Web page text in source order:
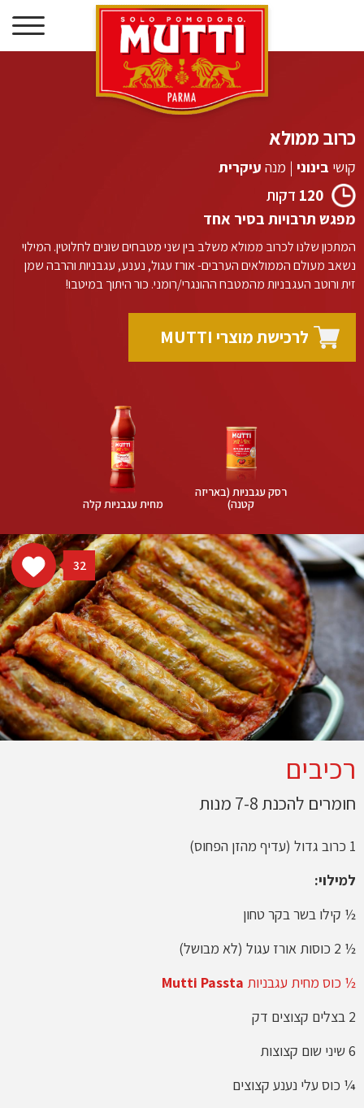
כרוב ממולא
קושי בינוני | מנה עיקרית
120 דקות
מפגש תרבויות בסיר אחד
המתכון שלנו לכרוב ממולא משלב בין שני מטבחים שונים לחלוטין. המילוי
נשאב מעולם הממולאים הערבים- אורז עגול, נענע, עגבניות והרבה שמן
זית ורוטב העגבניות מהמטבח ההונגרי/רומני. כור היתוך במיטבו!
לרכישת מוצרי MUTTI
רסק עגבניות (באריזה
קטנה)
מחית עגבניות קלה
32
רכיבים
חומרים להכנת 7-8 מנות
1 כרוב גדול (עדיף מהזן הפחוס)
למילוי:
½ קילו בשר בקר טחון
½ 2 כוסות אורז עגול (לא מבושל)
½ כוס מחית עגבניות Mutti Passta
2 בצלים קצוצים דק
6 שיני שום קצוצות
¼ כוס עלי נענע קצוצים